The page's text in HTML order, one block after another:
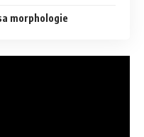
morphologie